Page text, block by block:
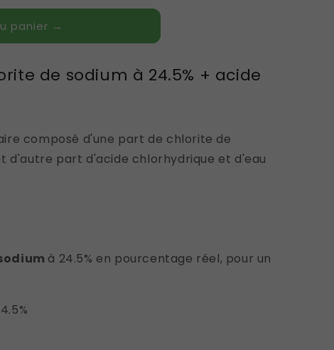
panier →
de sodium à 24.5% + acide
composé d'une part de chlorite de
d'autre part d'acide chlorhydrique et d'eau
à 24.5% en pourcentage réel, pour un